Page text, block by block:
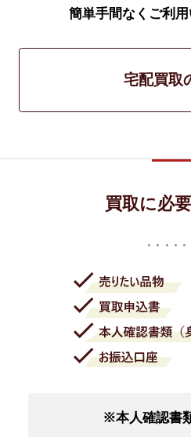
簡単手間なくご利用
宅配買取
買取に必
※本人確認書